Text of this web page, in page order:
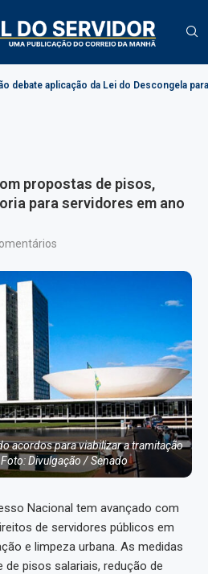
da Lei do Descongela para servidores
propostas de pisos,
para servidores em ano
acordos para viabilizar a tramitação
Divulgação / Senado
Nacional tem avançado com
de servidores públicos em
e limpeza urbana. As medidas
pisos salariais, redução de